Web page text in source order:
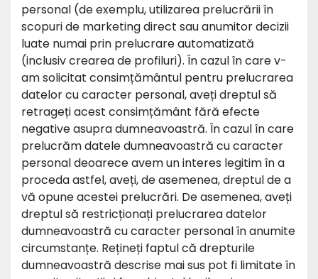
personal (de exemplu, utilizarea prelucrării în
scopuri de marketing direct sau anumitor decizii
luate numai prin prelucrare automatizată
(inclusiv crearea de profiluri). În cazul în care v-
am solicitat consimțământul pentru prelucrarea
datelor cu caracter personal, aveți dreptul să
retrageți acest consimțământ fără efecte
negative asupra dumneavoastră. În cazul în care
prelucrăm datele dumneavoastră cu caracter
personal deoarece avem un interes legitim în a
proceda astfel, aveți, de asemenea, dreptul de a
vă opune acestei prelucrări. De asemenea, aveți
dreptul să restricționați prelucrarea datelor
dumneavoastră cu caracter personal în anumite
circumstanțe. Rețineți faptul că drepturile
dumneavoastră descrise mai sus pot fi limitate în